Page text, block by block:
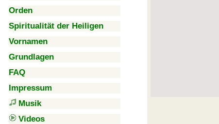
Orden
Spiritualität der Heiligen
Vornamen
Grundlagen
FAQ
Impressum
Musik
Videos